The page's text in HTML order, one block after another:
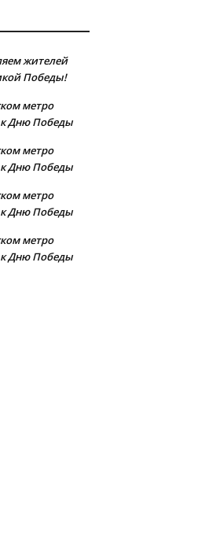
жителей
Победы!
метро
к Дню Победы
метро
к Дню Победы
метро
к Дню Победы
метро
к Дню Победы